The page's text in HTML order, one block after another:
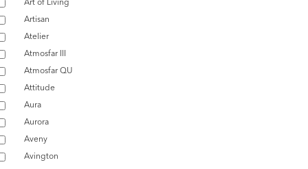
Artisan
Atelier
Atmosfar III
Atmosfar QU
Attitude
Aura
Aurora
Aveny
Avington